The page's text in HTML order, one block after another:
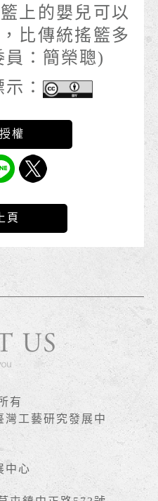
上的嬰兒可以
比傳統搖籃多
員：簡榮聰)
：
頁
有
灣工藝研究發展中
中心